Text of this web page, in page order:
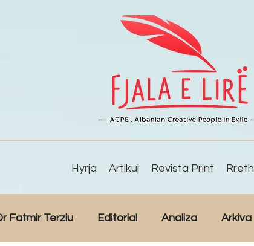
Hyrja Artikuj Revista Print
Fatmir Terziu Editorial Analiza Arkiva